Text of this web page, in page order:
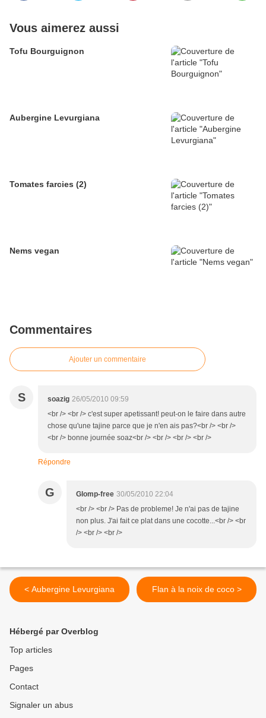
Vous aimerez aussi
Tofu Bourguignon
Aubergine Levurgiana
Tomates farcies (2)
Nems vegan
Commentaires
Ajouter un commentaire
S soazig 26/05/2010 09:59
<br /> <br /> c'est super apetissant! peut-on le faire dans autre
chose qu'une tajine parce que je n'en ais pas?<br /> <br />
<br /> bonne journée soaz<br /> <br /> <br /> <br />
Répondre
G Glomp-free 30/05/2010 22:04
<br /> <br /> Pas de probleme! Je n'ai pas de tajine
non plus. J'ai fait ce plat dans une cocotte...<br /> <br
/> <br /> <br />
< Aubergine Levurgiana Flan à la noix de coco >
Hébergé par Overblog
Top articles
Pages
Contact
Signaler un abus